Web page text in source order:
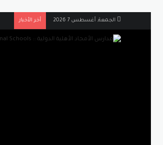
الجمعة, أغسطس 7 2026 أخر الأخبار